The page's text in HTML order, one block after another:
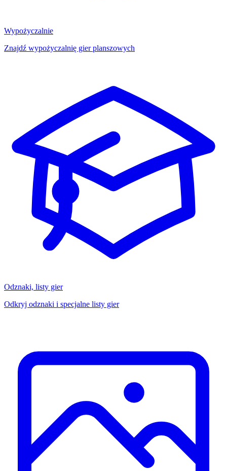
Wypożyczalnie
Znajdź wypożyczalnię gier planszowych
Odznaki, listy gier
Odkryj odznaki i specjalne listy gier